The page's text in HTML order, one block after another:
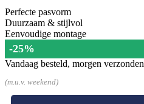
Perfecte pasvorm
Duurzaam & stijlvol
Eenvoudige montage
-25%
Vandaag besteld, morgen verzonden
(m.u.v. weekend)